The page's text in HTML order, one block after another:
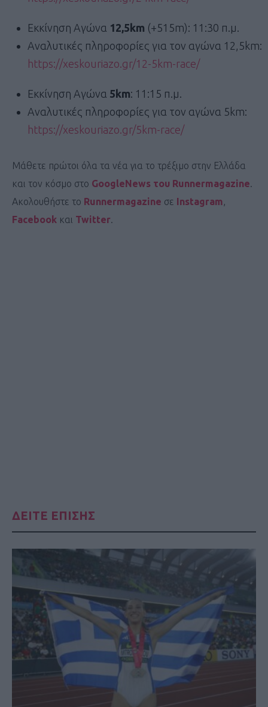
Εκκίνηση Αγώνα 12,5km (+515m): 11:30 π.μ.
Αναλυτικές πληροφορίες για τον αγώνα 12,5km:
https://xeskouriazo.gr/12-5km-race/
Εκκίνηση Αγώνα 5km: 11:15 π.μ.
Αναλυτικές πληροφορίες για τον αγώνα 5km:
https://xeskouriazo.gr/5km-race/
Μάθετε πρώτοι όλα τα νέα για το τρέξιμο στην Ελλάδα
και τον κόσμο στο GoogleNews του Runnermagazine.
Ακολουθήστε το Runnermagazine σε Instagram,
Facebook και Twitter.
ΔΕΙΤΕ ΕΠΙΣΗΣ